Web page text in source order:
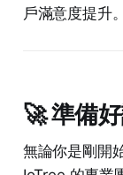
戶滿意度提升。
🚀 準備
無論你是剛開